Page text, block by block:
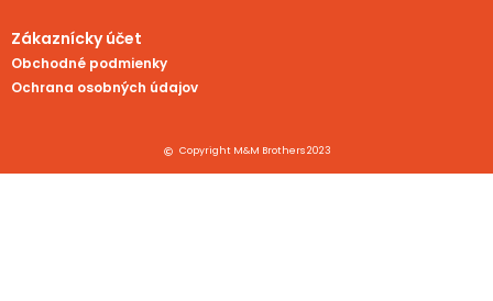
Zákaznícky účet
Obchodné podmienky
Ochrana osobných údajov
Copyright M&M Brothers 2023